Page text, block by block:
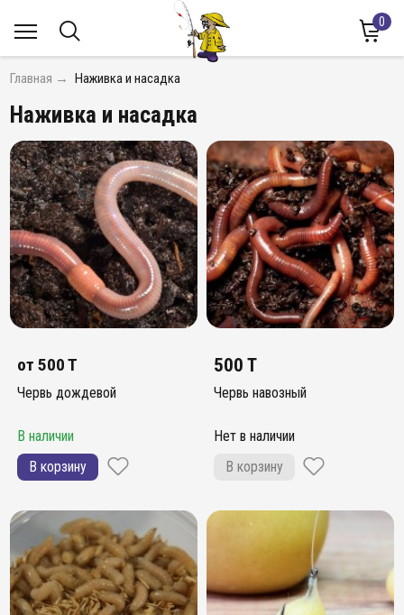
0
Главная → Наживка и насадка
Наживка и насадка
от500 T
Червь дождевой
В наличии
В корзину
500 T
Червь навозный
Нет в наличии
В корзину